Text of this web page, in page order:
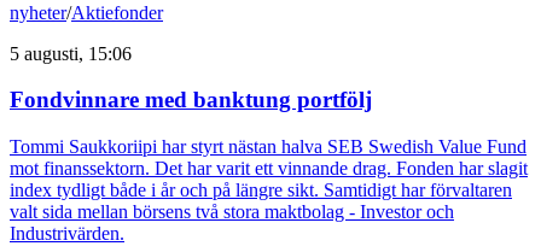
nyheter/Aktiefonder
5 augusti, 15:06
Fondvinnare med banktung portfölj
Tommi Saukkoriipi har styrt nästan halva SEB Swedish Value Fund
mot finanssektorn. Det har varit ett vinnande drag. Fonden har slagit
index tydligt både i år och på längre sikt. Samtidigt har förvaltaren
valt sida mellan börsens två stora maktbolag - Investor och
Industrivärden.